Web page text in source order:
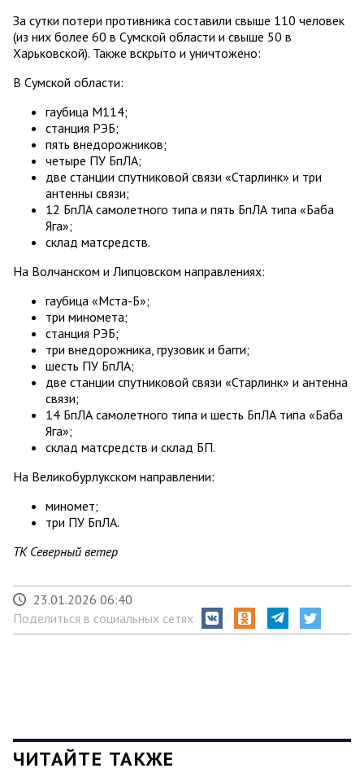
За сутки потери противника составили свыше 110 человек
(из них более 60 в Сумской области и свыше 50 в
Харьковской). Также вскрыто и уничтожено:
В Сумской области:
гаубица М114;
станция РЭБ;
пять внедорожников;
четыре ПУ БпЛА;
две станции спутниковой связи «Старлинк» и три
антенны связи;
12 БпЛА самолетного типа и пять БпЛА типа «Баба
Яга»;
склад матсредств.
На Волчанском и Липцовском направлениях:
гаубица «Мста-Б»;
три миномета;
станция РЭБ;
три внедорожника, грузовик и багги;
шесть ПУ БпЛА;
две станции спутниковой связи «Старлинк» и антенна
связи;
14 БпЛА самолетного типа и шесть БпЛА типа «Баба
Яга»;
склад матсредств и склад БП.
На Великобурлукском направлении:
миномет;
три ПУ БпЛА.
ТК Северный ветер
23.01.2026 06:40
Поделиться в социальных сетях
ЧИТАЙТЕ ТАКЖЕ